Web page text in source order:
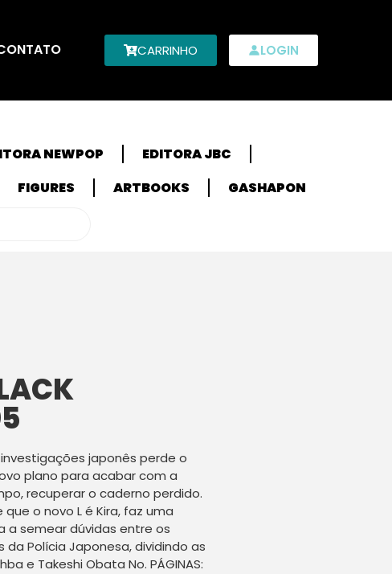
CARRINHO LOGIN
NEWPOP
EDITORA JBC
FIGURES ARTBOOKS GASHAPON
japonês perde o
plano para acabar com a
recuperar o caderno perdido.
o novo L é Kira, faz uma
a semear dúvidas entre os
Polícia Japonesa, dividindo as
e Takeshi Obata No. PÁGINAS: